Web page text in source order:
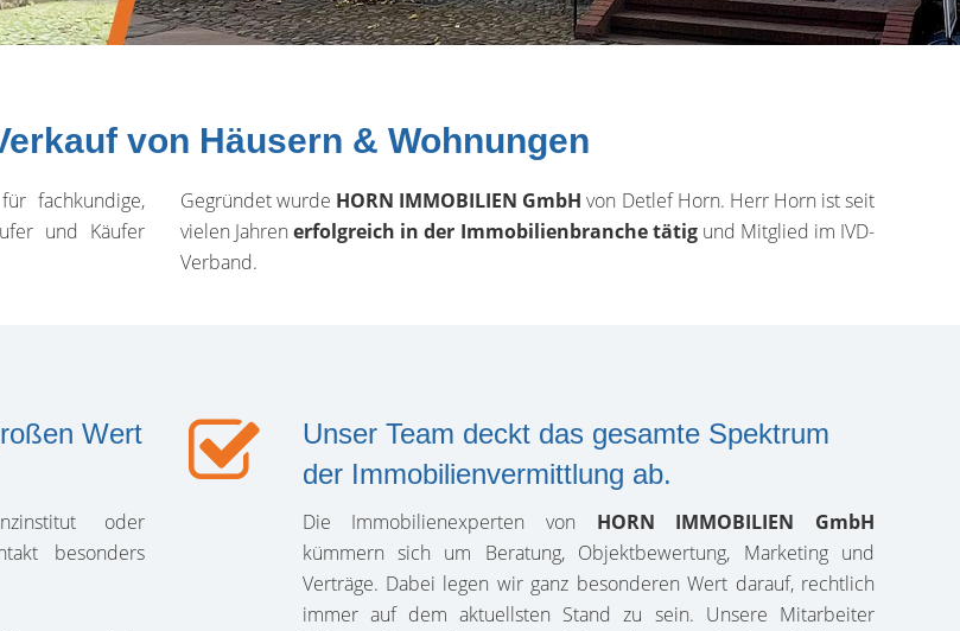
von Häusern & Wohnungen
fachkundige,
und Käufer
Gegründet wurde HORN IMMOBILIEN GmbH von Detlef Horn. Herr Horn ist seit
vielen Jahrenerfolgreich in der Immobilienbranche tätigund Mitglied im IVD-
Verband.
Wert
oder
besonders
Unser Team deckt das gesamte Spektrum
der Immobilienvermittlung ab.
Die Immobilienexperten von HORN IMMOBILIEN GmbH
kümmern sich um Beratung, Objektbewertung, Marketing und
Verträge. Dabei legen wir ganz besonderen Wert darauf, rechtlich
immer auf dem aktuellsten Stand zu sein. Unsere Mitarbeiter